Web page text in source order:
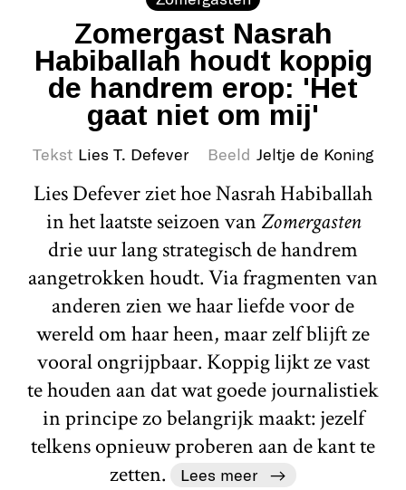
Zomergast Nasrah
Habiballah houdt koppig
de handrem erop: 'Het
gaat niet om mij'
Tekst Lies T. Defever Beeld Jeltje de Koning
Lies Defever ziet hoe Nasrah Habiballah
in het laatste seizoen vanZomergasten
drie uur lang strategisch de handrem
aangetrokken houdt. Via fragmenten van
anderen zien we haar liefde voor de
wereld om haar heen, maar zelf blijft ze
vooral ongrijpbaar. Koppig lijkt ze vast
te houden aan dat wat goede journalistiek
in principe zo belangrijk maakt: jezelf
telkens opnieuw proberen aan de kant te
zetten.
Lees meer